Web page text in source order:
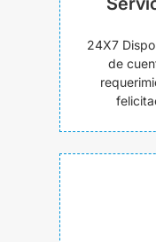
24X7
de